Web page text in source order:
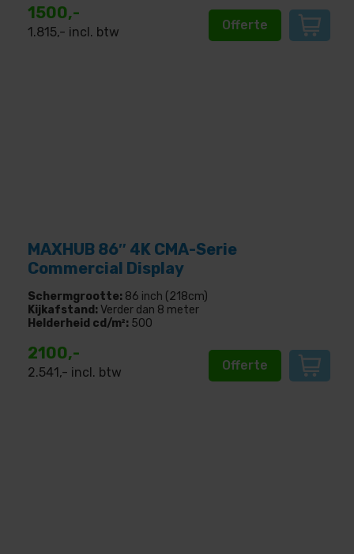
1500,-
1.815,- incl. btw Offerte
MAXHUB 86″ 4K CMA-Serie
Commercial Display
Schermgrootte: 86 inch (218cm)
Kijkafstand:Verder dan 8 meter
Helderheid cd/m²: 500
2100,-
2.541,- incl. btw Offerte